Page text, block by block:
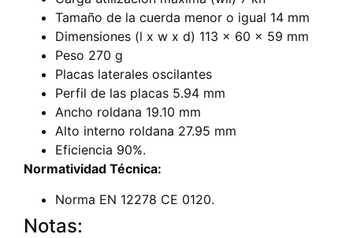
Tamaño de la cuerda menor o igual 14 mm
Dimensiones (l x w x d) 113 x 60 x 59 mm
Peso 270 g
Placas laterales oscilantes
Perfil de las placas 5.94 mm
Ancho roldana 19.10 mm
Alto interno roldana 27.95 mm
Eficiencia 90%.
Normatividad Técnica:
Norma EN 12278 CE 0120.
Notas: